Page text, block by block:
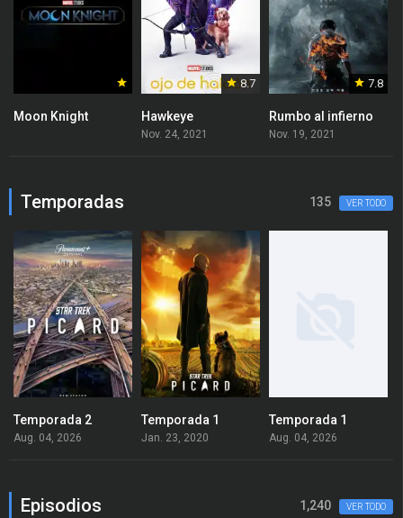
Moon Knight
8.7
Hawkeye
Nov. 24, 2021
7.8
Rumbo al infierno
Nov. 19, 2021
Temporadas 135 VER TODO
Temporada 2
Aug. 04, 2026
Temporada 1
Jan. 23, 2020
Temporada 1
Aug. 04, 2026
Episodios 1,240 VER TODO